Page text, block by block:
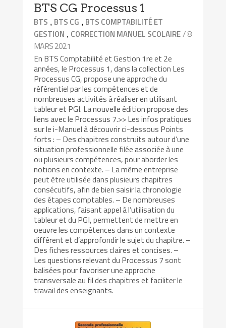
BTS CG Processus 1
BTS , BTS CG , BTS COMPTABILITÉ ET
GESTION , CORRECTION MANUEL SCOLAIRE/ 8
MARS 2021
En BTS Comptabilité et Gestion 1re et 2e
années, le Processus 1, dans la collection Les
Processus CG, propose une approche du
référentiel par les compétences et de
nombreuses activités à réaliser en utilisant
tableur et PGI. La nouvelle édition propose des
liens avec le Processus 7.>> Les infos pratiques
sur le i-Manuel à découvrir ci-dessous Points
forts : – Des chapitres construits autour d’une
situation professionnelle filée associée à une
ou plusieurs compétences, pour aborder les
notions en contexte. – La même entreprise
peut être utilisée dans plusieurs chapitres
consécutifs, afin de bien saisir la chronologie
des étapes comptables. – De nombreuses
applications, faisant appel à l’utilisation du
tableur et du PGI, permettent de mettre en
oeuvre les compétences dans un contexte
différent et d’approfondir le sujet du chapitre. –
Des fiches ressources claires et concises. –
Les questions relevant du Processus 7 sont
balisées pour favoriser une approche
transversale au fil des chapitres et faciliter le
travail des enseignants.